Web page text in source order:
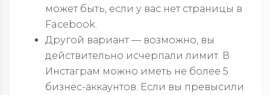
может быть, если у вас нет страницы в
Facebook.
Другой вариант — возможно, вы
действительно исчерпали лимит. В
Инстаграм можно иметь не более 5
бизнес-аккаунтов. Если вы превысили